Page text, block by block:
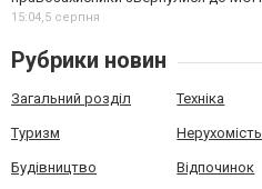
15:04,5 серпня
Рубрики новин
Загальний розділ Техніка
Туризм Нерухомість
Будівництво Відпочинок